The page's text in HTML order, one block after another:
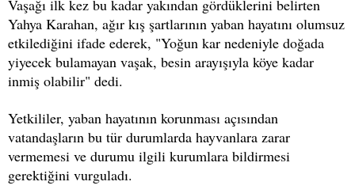
Vaşağı ilk kez bu kadar yakından gördüklerini belirten
Yahya Karahan, ağır kış şartlarının yaban hayatını olumsuz
etkilediğini ifade ederek, "Yoğun kar nedeniyle doğada
yiyecek bulamayan vaşak, besin arayışıyla köye kadar
inmiş olabilir" dedi.
Yetkililer, yaban hayatının korunması açısından
vatandaşların bu tür durumlarda hayvanlara zarar
vermemesi ve durumu ilgili kurumlara bildirmesi
gerektiğini vurguladı.